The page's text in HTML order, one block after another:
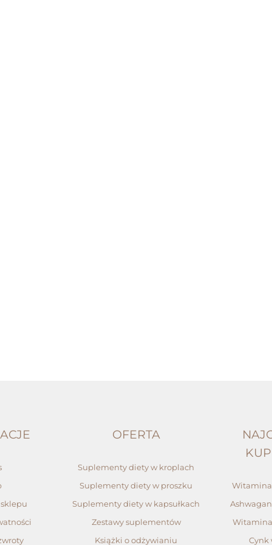
OFERTA
Suplementy diety w kroplach
Suplementy diety w proszku
Suplementy diety w kapsułkach
Zestawy suplementów
Książki o odżywianiu
Witamina
Cynk